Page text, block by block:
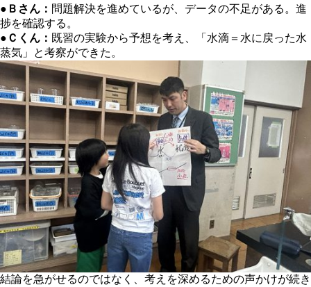
● Ｂさん： 問題解決を進めているが、データの不足がある。進
捗を確認する。
● Ｃくん： 既習の実験から予想を考え、「水滴＝水に戻った水
蒸気」と考察ができた。
結論を急がせるのではなく、考えを深めるための声かけが続き